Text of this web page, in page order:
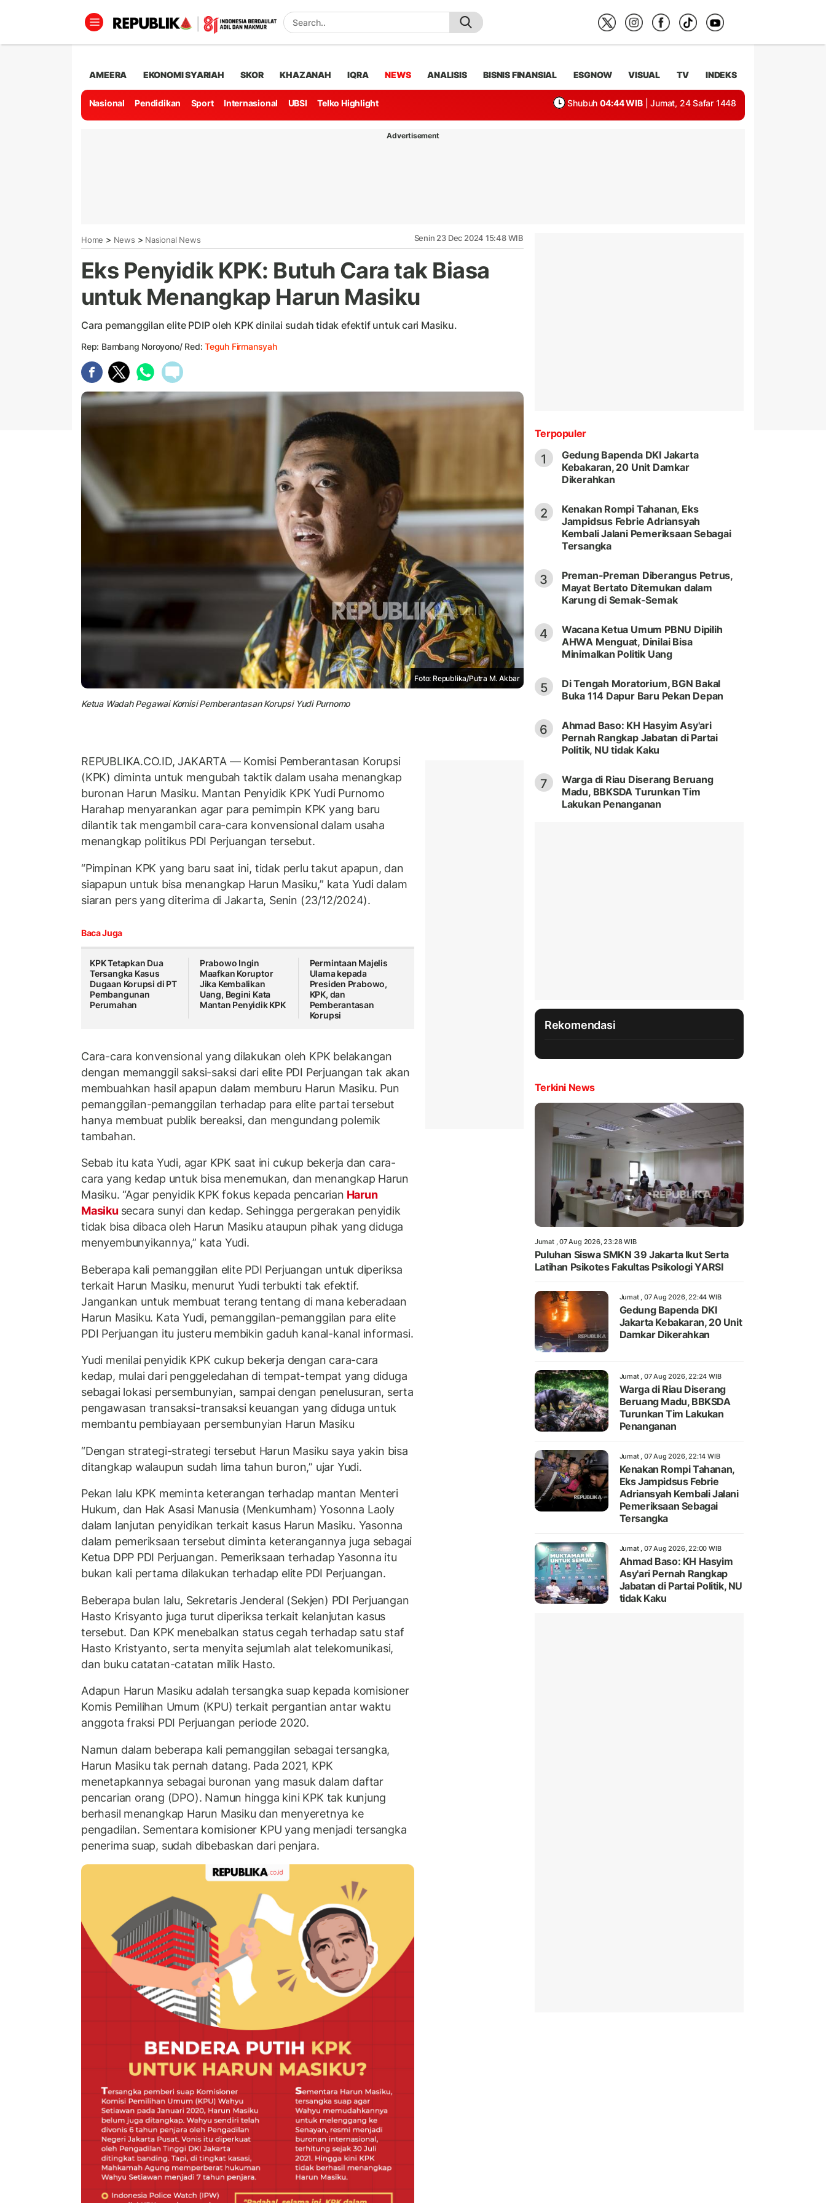
AMEERA EKONOMI SYARIAH SKOR KHAZANAH IQRA NEWS ANALISIS BISNIS FINANSIAL ESGNOW VISUAL TV INDEKS
Nasional Pendidikan Sport Internasional UBSI Telko Highlight Shubuh 04:44 WIB | Jumat, 24 Safar 1448
Advertisement
Home > News > Nasional News Senin 23 Dec 2024 15:48 WIB
Eks Penyidik KPK: Butuh Cara tak Biasa
untuk Menangkap Harun Masiku
Cara pemanggilan elite PDIP oleh KPK dinilai sudah tidak efektif untuk cari Masiku.
Rep: Bambang Noroyono/ Red:Teguh Firmansyah
Foto: Republika/Putra M. Akbar
Ketua Wadah Pegawai Komisi Pemberantasan Korupsi Yudi Purnomo
REPUBLIKA.CO.ID, JAKARTA — Komisi Pemberantasan Korupsi
(KPK) diminta untuk mengubah taktik dalam usaha menangkap
buronan Harun Masiku. Mantan Penyidik KPK Yudi Purnomo
Harahap menyarankan agar para pemimpin KPK yang baru
dilantik tak mengambil cara-cara konvensional dalam usaha
menangkap politikus PDI Perjuangan tersebut.
“Pimpinan KPK yang baru saat ini, tidak perlu takut apapun, dan
siapapun untuk bisa menangkap Harun Masiku,” kata Yudi dalam
siaran pers yang diterima di Jakarta, Senin (23/12/2024).
Baca Juga
KPK Tetapkan Dua
Tersangka Kasus
Dugaan Korupsi di PT
Pembangunan
Perumahan
Prabowo Ingin
Maafkan Koruptor
Jika Kembalikan
Uang, Begini Kata
Mantan Penyidik KPK
Permintaan Majelis
Ulama kepada
Presiden Prabowo,
KPK, dan
Pemberantasan
Korupsi
Cara-cara konvensional yang dilakukan oleh KPK belakangan
dengan memanggil saksi-saksi dari elite PDI Perjuangan tak akan
membuahkan hasil apapun dalam memburu Harun Masiku. Pun
pemanggilan-pemanggilan terhadap para elite partai tersebut
hanya membuat publik bereaksi, dan mengundang polemik
tambahan.
Sebab itu kata Yudi, agar KPK saat ini cukup bekerja dan cara-
cara yang kedap untuk bisa menemukan, dan menangkap Harun
Masiku. “Agar penyidik KPK fokus kepada pencarian Harun
Masiku secara sunyi dan kedap. Sehingga pergerakan penyidik
tidak bisa dibaca oleh Harun Masiku ataupun pihak yang diduga
menyembunyikannya,” kata Yudi.
Beberapa kali pemanggilan elite PDI Perjuangan untuk diperiksa
terkait Harun Masiku, menurut Yudi terbukti tak efektif.
Jangankan untuk membuat terang tentang di mana keberadaan
Harun Masiku. Kata Yudi, pemanggilan-pemanggilan para elite
PDI Perjuangan itu justeru membikin gaduh kanal-kanal informasi.
Yudi menilai penyidik KPK cukup bekerja dengan cara-cara
kedap, mulai dari penggeledahan di tempat-tempat yang diduga
sebagai lokasi persembunyian, sampai dengan penelusuran, serta
pengawasan transaksi-transaksi keuangan yang diduga untuk
membantu pembiayaan persembunyian Harun Masiku
“Dengan strategi-strategi tersebut Harun Masiku saya yakin bisa
ditangkap walaupun sudah lima tahun buron,” ujar Yudi.
Pekan lalu KPK meminta keterangan terhadap mantan Menteri
Hukum, dan Hak Asasi Manusia (Menkumham) Yosonna Laoly
dalam lanjutan penyidikan terkait kasus Harun Masiku. Yasonna
dalam pemeriksaan tersebut diminta keterangannya juga sebagai
Ketua DPP PDI Perjuangan. Pemeriksaan terhadap Yasonna itu
bukan kali pertama dilakukan terhadap elite PDI Perjuangan.
Beberapa bulan lalu, Sekretaris Jenderal (Sekjen) PDI Perjuangan
Hasto Krisyanto juga turut diperiksa terkait kelanjutan kasus
tersebut. Dan KPK menebalkan status cegah terhadap satu staf
Hasto Kristyanto, serta menyita sejumlah alat telekomunikasi,
dan buku catatan-catatan milik Hasto.
Adapun Harun Masiku adalah tersangka suap kepada komisioner
Komis Pemilihan Umum (KPU) terkait pergantian antar waktu
anggota fraksi PDI Perjuangan periode 2020.
Namun dalam beberapa kali pemanggilan sebagai tersangka,
Harun Masiku tak pernah datang. Pada 2021, KPK
menetapkannya sebagai buronan yang masuk dalam daftar
pencarian orang (DPO). Namun hingga kini KPK tak kunjung
berhasil menangkap Harun Masiku dan menyeretnya ke
pengadilan. Sementara komisioner KPU yang menjadi tersangka
penerima suap, sudah dibebaskan dari penjara.
Terpopuler
1
Gedung Bapenda DKI Jakarta
Kebakaran, 20 Unit Damkar
Dikerahkan
2
Kenakan Rompi Tahanan, Eks
Jampidsus Febrie Adriansyah
Kembali Jalani Pemeriksaan Sebagai
Tersangka
3
Preman-Preman Diberangus Petrus,
Mayat Bertato Ditemukan dalam
Karung di Semak-Semak
4
Wacana Ketua Umum PBNU Dipilih
AHWA Menguat, Dinilai Bisa
Minimalkan Politik Uang
5
Di Tengah Moratorium, BGN Bakal
Buka 114 Dapur Baru Pekan Depan
6
Ahmad Baso: KH Hasyim Asy'ari
Pernah Rangkap Jabatan di Partai
Politik, NU tidak Kaku
7
Warga di Riau Diserang Beruang
Madu, BBKSDA Turunkan Tim
Lakukan Penanganan
Rekomendasi
Terkini News
Jumat , 07 Aug 2026, 23:28 WIB
Puluhan Siswa SMKN 39 Jakarta Ikut Serta
Latihan Psikotes Fakultas Psikologi YARSI
Jumat , 07 Aug 2026, 22:44 WIB
Gedung Bapenda DKI
Jakarta Kebakaran, 20 Unit
Damkar Dikerahkan
Jumat , 07 Aug 2026, 22:24 WIB
Warga di Riau Diserang
Beruang Madu, BBKSDA
Turunkan Tim Lakukan
Penanganan
Jumat , 07 Aug 2026, 22:14 WIB
Kenakan Rompi Tahanan,
Eks Jampidsus Febrie
Adriansyah Kembali Jalani
Pemeriksaan Sebagai
Tersangka
Jumat , 07 Aug 2026, 22:00 WIB
Ahmad Baso: KH Hasyim
Asy'ari Pernah Rangkap
Jabatan di Partai Politik, NU
tidak Kaku